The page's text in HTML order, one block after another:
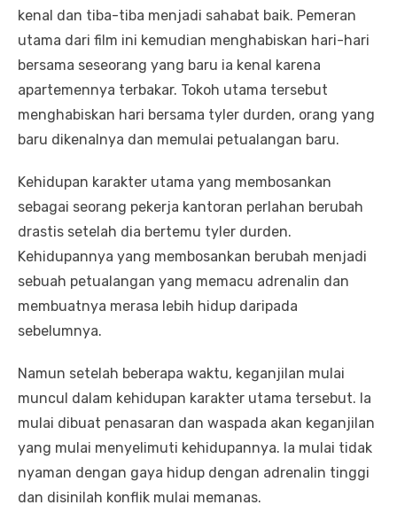
kenal dan tiba-tiba menjadi sahabat baik. Pemeran
utama dari film ini kemudian menghabiskan hari-hari
bersama seseorang yang baru ia kenal karena
apartemennya terbakar. Tokoh utama tersebut
menghabiskan hari bersama tyler durden, orang yang
baru dikenalnya dan memulai petualangan baru.
Kehidupan karakter utama yang membosankan
sebagai seorang pekerja kantoran perlahan berubah
drastis setelah dia bertemu tyler durden.
Kehidupannya yang membosankan berubah menjadi
sebuah petualangan yang memacu adrenalin dan
membuatnya merasa lebih hidup daripada
sebelumnya.
Namun setelah beberapa waktu, keganjilan mulai
muncul dalam kehidupan karakter utama tersebut. Ia
mulai dibuat penasaran dan waspada akan keganjilan
yang mulai menyelimuti kehidupannya. Ia mulai tidak
nyaman dengan gaya hidup dengan adrenalin tinggi
dan disinilah konflik mulai memanas.